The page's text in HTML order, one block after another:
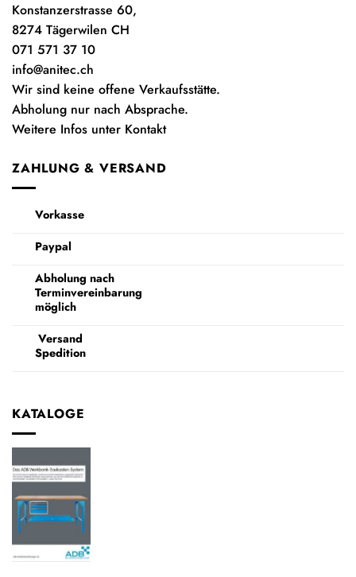
Konstanzerstrasse 60,
8274 Tägerwilen CH
071 571 37 10
info@anitec.ch
Wir sind keine offene Verkaufsstätte.
Abholung nur nach Absprache.
Weitere Infos unter Kontakt
ZAHLUNG & VERSAND
Vorkasse
Paypal
Abholung nach
Terminvereinbarung
möglich
Versand
Spedition
KATALOGE